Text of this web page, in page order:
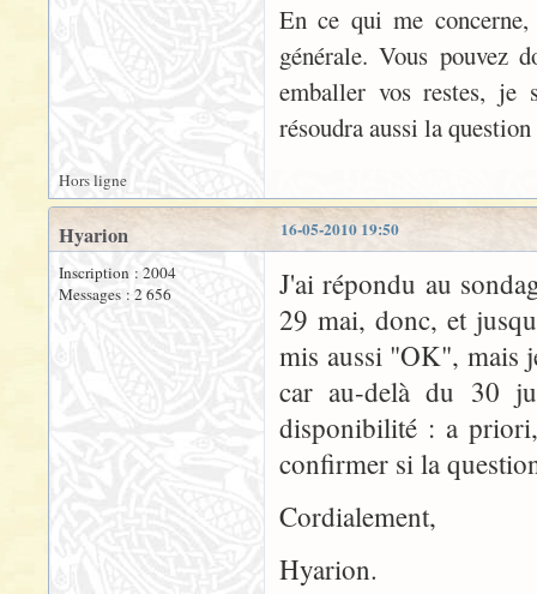
En ce qui me
générale. Vous pouvez
emballer vos restes, je
résoudra aussi la
Hors ligne
16-05-2010 19:50
Hyarion
Inscription : 2004
Messages : 2 656
J'ai répondu au
29 mai, donc, et
mis aussi "OK", mais
car au-delà du 30
disponibilité : a
confirmer si la
Cordialement,
Hyarion.